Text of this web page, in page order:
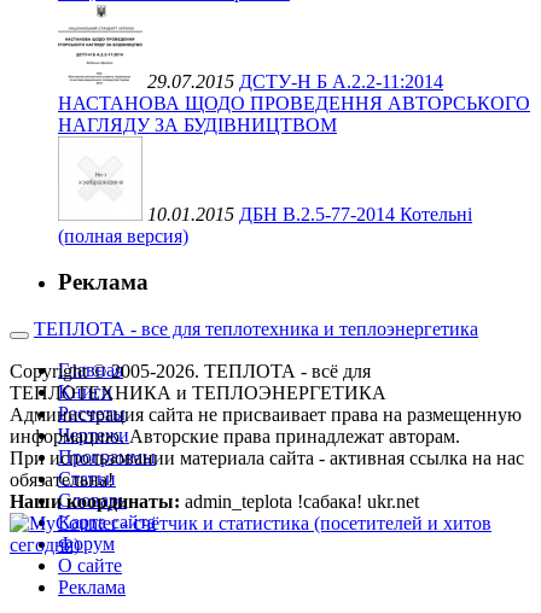
29.07.2015 ДСТУ-Н Б А.2.2-11:2014
НАСТАНОВА ЩОДО ПРОВЕДЕННЯ АВТОРСЬКОГО
НАГЛЯДУ ЗА БУДІВНИЦТВОМ
10.01.2015 ДБН В.2.5-77-2014 Котельні
(полная версия)
Реклама
ТЕПЛОТА - все для теплотехника и теплоэнергетика
Главная
Книги
Расчеты
Чертежи
Программы
Статьи
Словарь
Карта сайта
Форум
О сайте
Реклама
Copyright © 2005-2026. ТЕПЛОТА - всё для
ТЕПЛОТЕХНИКА и ТЕПЛОЭНЕРГЕТИКА
Администрация сайта не присваивает права на размещенную
информацию. Авторские права принадлежат авторам.
При использовании материала сайта - активная ссылка на нас
обязательна!
Наши координаты: admin_teplota !сабака! ukr.net